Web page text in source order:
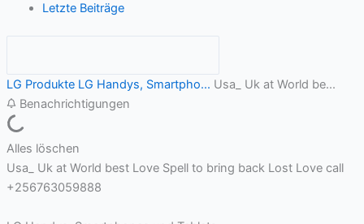
Letzte Beiträge
LG Produkte LG Handys, Smartpho... Usa_ Uk at World be...
Benachrichtigungen
Alles löschen
Usa_ Uk at World best Love Spell to bring back Lost Love call
+256763059888